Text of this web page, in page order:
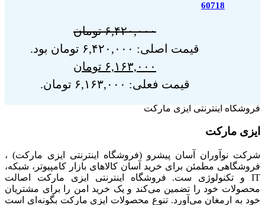
60718
۶,۴۲۰,۰۰۰ تومان
قیمت اصلی: ۶,۴۲۰,۰۰۰ تومان بود.
۶,۱۶۳,۰۰۰ تومان
قیمت فعلی: ۶,۱۶۳,۰۰۰ تومان.
فروشگاه اینترنتی ایزی مارکت
ایزی مارکت
شرکت نوآوران آسان پیشرو (فروشگاه اینترنتی ایزی مارکت) ،
فروشگاهی مطمئن برای خرید آسان کالاهای بازار کامپیوتر، شبکه،
IT و تکنولوژی ست. فروشگاه اینترنتی ایزی مارکت اصالت
محصولات خود را تضمین می‌کند و یک خرید امن را برای مشتریان
خود به ارمغان می‌آورد. تنوع محصولات ایزی مارکت بگونه‌ای است